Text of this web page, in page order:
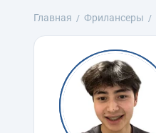
Главная Фрилансеры